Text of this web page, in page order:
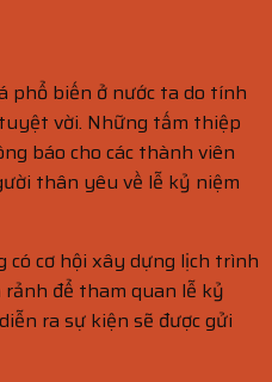
phổ biến ở nước ta do tính
vời. Những tấm thiệp
báo cho các thành viên
thân yêu về lễ kỷ niệm
cơ hội xây dựng lịch trình
để tham quan lễ kỷ
ra sự kiện sẽ được gửi